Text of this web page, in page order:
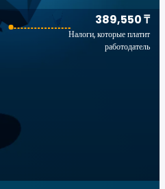
389,550 ₸
Налоги, которые платит
работодатель